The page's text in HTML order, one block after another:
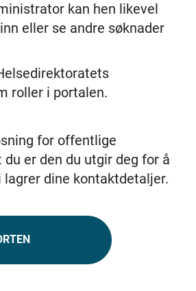
kan hen likevel
eller se andre søknader
roller i portalen.
for offentlige
er den du utgir deg for å
dine kontaktdetaljer.